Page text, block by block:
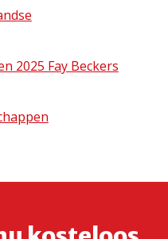
2025 Fay Beckers